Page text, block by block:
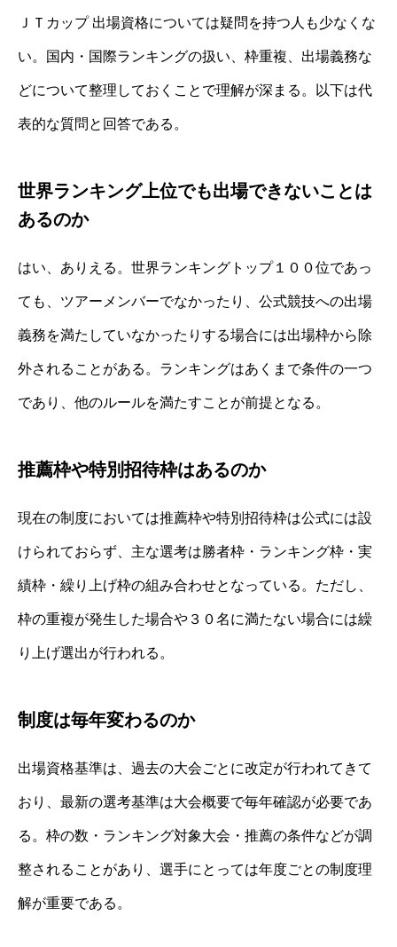
ＪＴカップ 出場資格については疑問を持つ人も少なくな
い。国内・国際ランキングの扱い、枠重複、出場義務な
どについて整理しておくことで理解が深まる。以下は代
表的な質問と回答である。
世界ランキング上位でも出場できないことは
あるのか
はい、ありえる。世界ランキングトップ１００位であっ
ても、ツアーメンバーでなかったり、公式競技への出場
義務を満たしていなかったりする場合には出場枠から除
外されることがある。ランキングはあくまで条件の一つ
であり、他のルールを満たすことが前提となる。
推薦枠や特別招待枠はあるのか
現在の制度においては推薦枠や特別招待枠は公式には設
けられておらず、主な選考は勝者枠・ランキング枠・実
績枠・繰り上げ枠の組み合わせとなっている。ただし、
枠の重複が発生した場合や３０名に満たない場合には繰
り上げ選出が行われる。
制度は毎年変わるのか
出場資格基準は、過去の大会ごとに改定が行われてきて
おり、最新の選考基準は大会概要で毎年確認が必要であ
る。枠の数・ランキング対象大会・推薦の条件などが調
整されることがあり、選手にとっては年度ごとの制度理
解が重要である。